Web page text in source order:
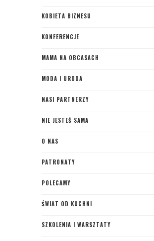
KOBIETA BIZNESU
KONFERENCJE
MAMA NA OBCASACH
MODA I URODA
NASI PARTNERZY
NIE JESTEŚ SAMA
O NAS
PATRONATY
POLECAMY
ŚWIAT OD KUCHNI
SZKOLENIA I WARSZTATY